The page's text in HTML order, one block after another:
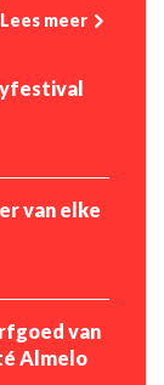
Lees meer
van elke
van
Almelo